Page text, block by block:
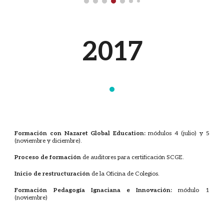
2017
·
Formación con Nazaret Global Education:módulos 4 (julio) y 5
(noviembre y diciembre).
Proceso de formación de auditores para certificación SCGE.
Inicio de restructuración de la Oficina de Colegios.
Formación Pedagogía Ignaciana e Innovación:módulo 1
(noviembre)